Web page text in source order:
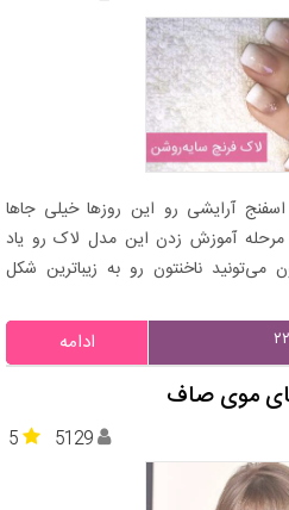
آرایشی رو این روزها خیلی جاها
مرحله آموزش زدن این مدل لاک رو یاد
می‌تونید ناخنتون رو به زیباترین شکل
ادامه
موی صاف
5 5129